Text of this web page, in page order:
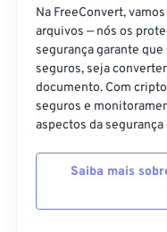
Na FreeConvert,
arquivos — nós os
segurança garante
seguros, seja
documento. Com
seguros e
aspectos da
Saiba mais